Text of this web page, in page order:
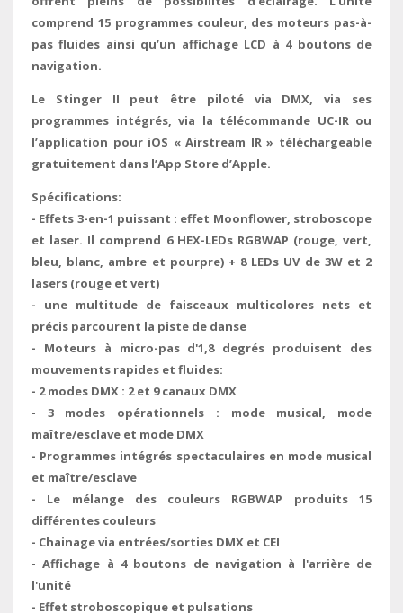
comprend 15 programmes couleur, des moteurs pas-à-
pas fluides ainsi qu’un affichage LCD à 4 boutons de
navigation.
Le Stinger II peut être piloté via DMX, via ses
programmes intégrés, via la télécommande UC-IR ou
l’application pour iOS « Airstream IR » téléchargeable
gratuitement dans l’App Store d’Apple.
Spécifications:
- Effets 3-en-1 puissant : effet Moonflower, stroboscope
et laser. Il comprend 6 HEX-LEDs RGBWAP (rouge, vert,
bleu, blanc, ambre et pourpre) + 8 LEDs UV de 3W et 2
lasers (rouge et vert)
- une multitude de faisceaux multicolores nets et
précis parcourent la piste de danse
- Moteurs à micro-pas d'1,8 degrés produisent des
mouvements rapides et fluides:
- 2 modes DMX : 2 et 9 canaux DMX
- 3 modes opérationnels : mode musical, mode
maître/esclave et mode DMX
- Programmes intégrés spectaculaires en mode musical
et maître/esclave
- Le mélange des couleurs RGBWAP produits 15
différentes couleurs
- Chainage via entrées/sorties DMX et CEI
- Affichage à 4 boutons de navigation à l'arrière de
l'unité
- Effet stroboscopique et pulsations